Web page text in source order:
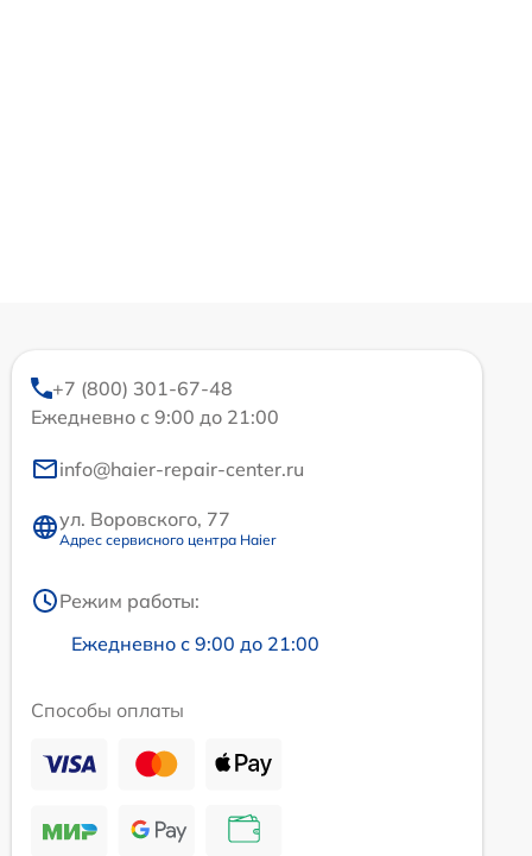
+7 (800) 301-67-48
Ежедневно с 9:00 до 21:00
info@haier-repair-center.ru
ул. Воровского, 77
Адрес сервисного центра Haier
Режим работы:
Ежедневно с 9:00 до 21:00
Способы оплаты